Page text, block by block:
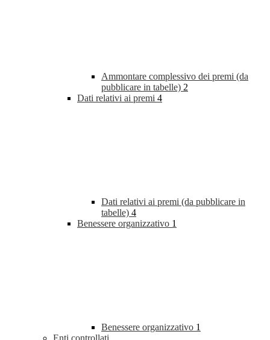
Ammontare complessivo dei premi (da
pubblicare in tabelle) 2
Dati relativi ai premi 4
Dati relativi ai premi (da pubblicare in
tabelle) 4
Benessere organizzativo 1
Benessere organizzativo 1